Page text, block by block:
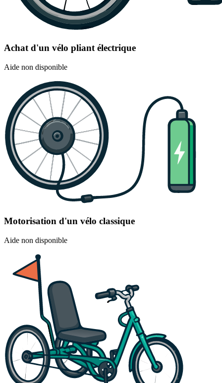
Achat d'un vélo pliant électrique
Aide non disponible
Motorisation d'un vélo classique
Aide non disponible